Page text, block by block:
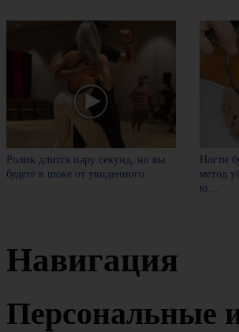
Ролик длится пару секунд, но вы
будете в шоке от увиденного
Ногти
метод
ю…
Навигация
Персональные